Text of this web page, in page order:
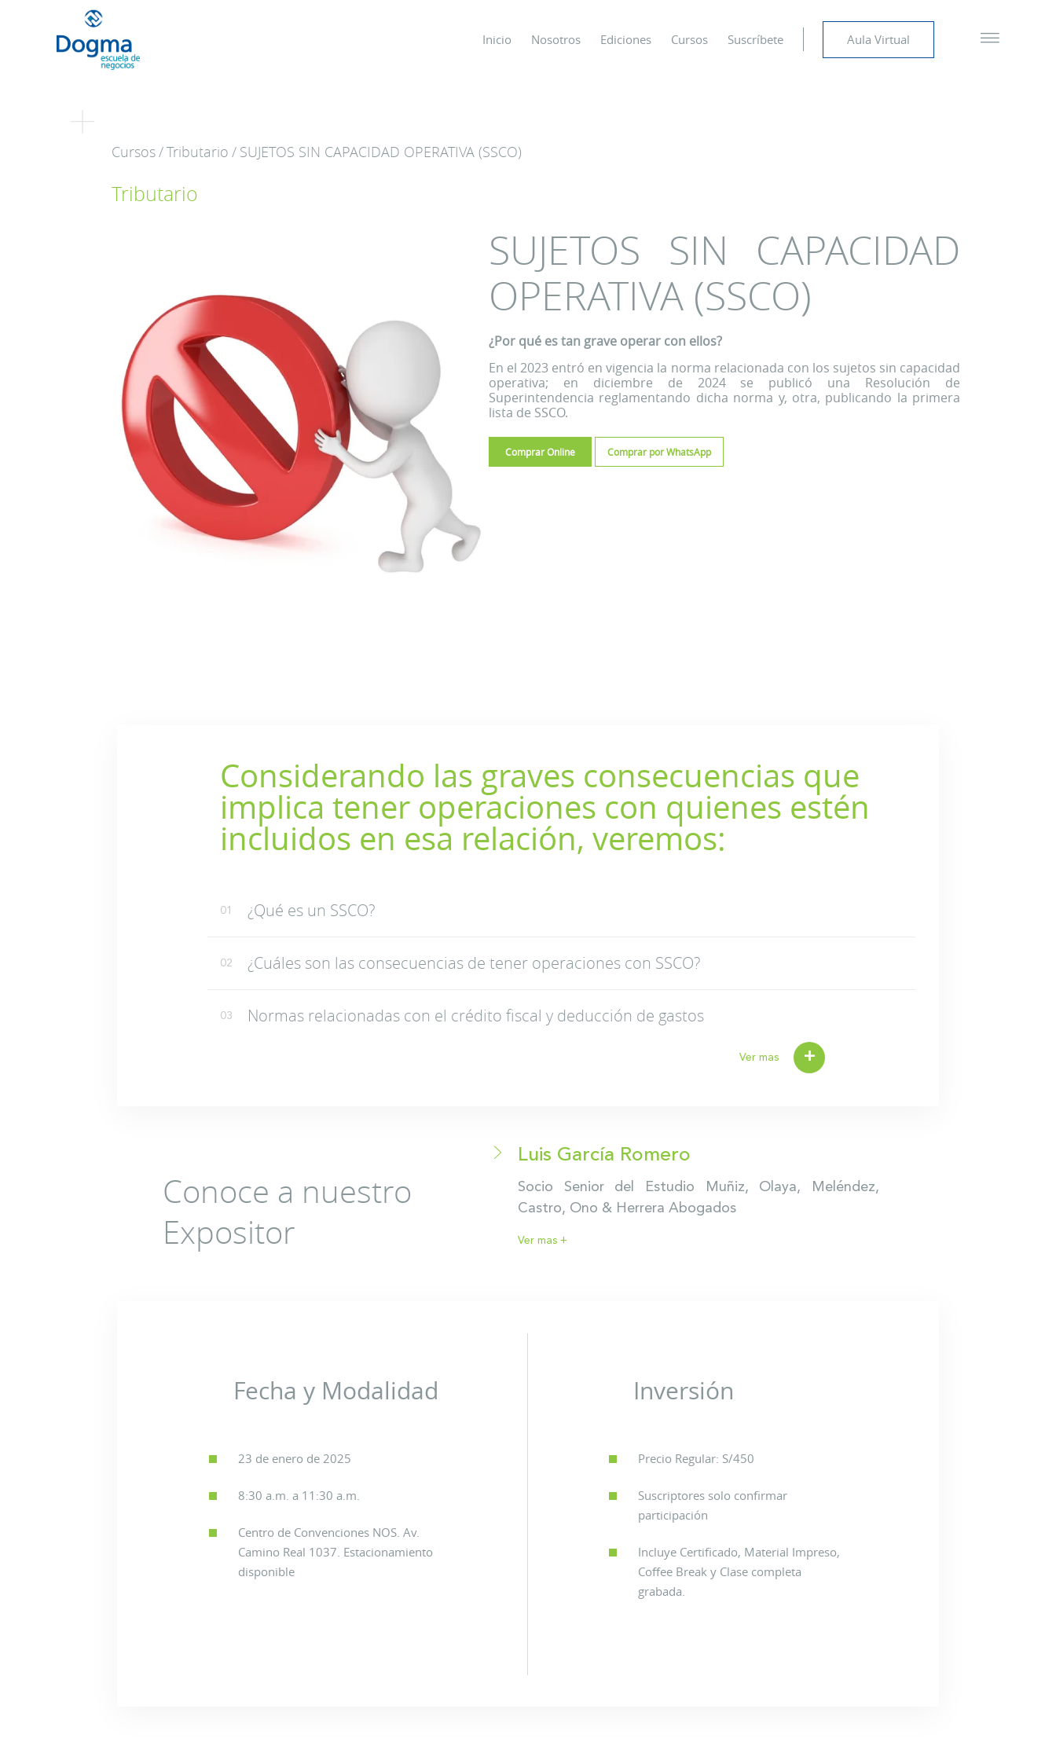
Inicio Nosotros Ediciones Cursos Suscríbete Aula Virtual
Cursos/Tributario / SUJETOS SIN CAPACIDAD OPERATIVA (SSCO)
Tributario
SUJETOS SIN CAPACIDAD
OPERATIVA (SSCO)
¿Por qué es tan grave operar con ellos?
En el 2023 entró en vigencia la norma relacionada con los sujetos sin capacidad
operativa; en diciembre de 2024 se publicó una Resolución de
Superintendencia reglamentando dicha norma y, otra, publicando la primera
lista de SSCO.
Comprar Online Comprar por WhatsApp
Considerando las graves consecuencias que
implica tener operaciones con quienes estén
incluidos en esa relación, veremos:
01 ¿Qué es un SSCO?
02 ¿Cuáles son las consecuencias de tener operaciones con SSCO?
03 Normas relacionadas con el crédito fiscal y deducción de gastos
Ver mas +
Conoce a nuestro
Expositor
Luis García Romero
Socio Senior del Estudio Muñiz, Olaya, Meléndez,
Castro, Ono & Herrera Abogados
Ver mas +
Fecha y Modalidad
23 de enero de 2025
8:30 a.m. a 11:30 a.m.
Centro de Convenciones NOS. Av.
Camino Real 1037. Estacionamiento
disponible
Inversión
Precio Regular: S/450
Suscriptores solo confirmar
participación
Incluye Certificado, Material Impreso,
Coffee Break y Clase completa
grabada.
próximos cursos
Más Cursos